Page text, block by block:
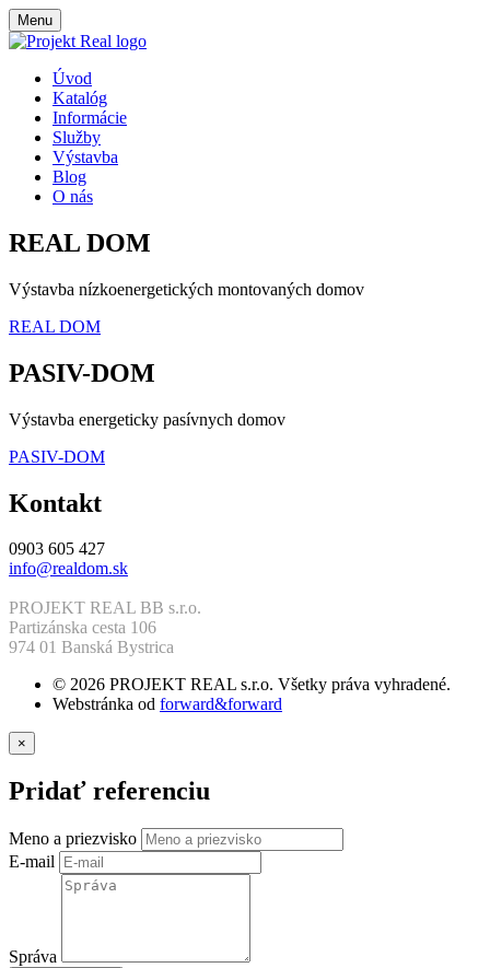
Menu
Úvod
Katalóg
Informácie
Služby
Výstavba
Blog
O nás
REAL DOM
Výstavba nízkoenergetických montovaných domov
REAL DOM
PASIV-DOM
Výstavba energeticky pasívnych domov
PASIV-DOM
Kontakt
0903 605 427
info@realdom.sk
PROJEKT REAL BB s.r.o.
Partizánska cesta 106
974 01 Banská Bystrica
© 2026 PROJEKT REAL s.r.o. Všetky práva vyhradené.
Webstránka od forward&forward
×
Pridať referenciu
Meno a priezvisko
E-mail
Správa